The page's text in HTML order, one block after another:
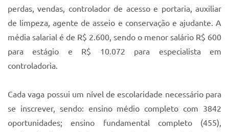
perdas, vendas, controlador de acesso e portaria, auxiliar
de limpeza, agente de asseio e conservação e ajudante. A
média salarial é de R$ 2.600, sendo o menor salário R$ 600
para estágio e R$ 10.072 para especialista em
controladoria.
Cada vaga possui um nível de escolaridade necessário para
se inscrever, sendo: ensino médio completo com 3842
oportunidades; ensino fundamental completo (455),